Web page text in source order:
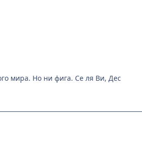
мира. Но ни фига. Се ля Ви, Дес